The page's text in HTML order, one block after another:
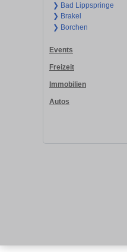
❯ Bad Lippspringe
❯ Brakel
❯ Borchen
Events
Freizeit
Immobilien
Autos